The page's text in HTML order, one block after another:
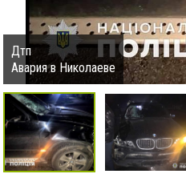
Дтп
Авария в Николаеве